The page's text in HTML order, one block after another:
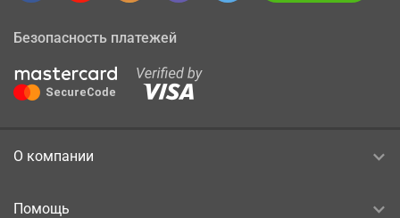
Безопасность платежей
О компании
Помощь